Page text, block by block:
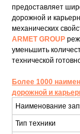
предоставляет
дорожной и
механических
ARMET GROUP
уменьшить
технической
Более 1000
дорожной и
Наименование
Тип техники